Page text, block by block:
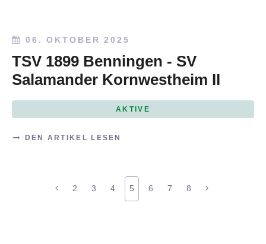
06. OKTOBER 2025
TSV 1899 Benningen - SV
Salamander Kornwestheim II
AKTIVE
DEN ARTIKEL LESEN
2 3 4 5 6 7 8